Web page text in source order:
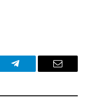
Telegram Email